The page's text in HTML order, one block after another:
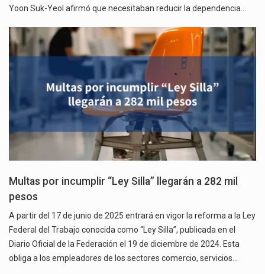
Yoon Suk-Yeol afirmó que necesitaban reducir la dependencia…
Multas por incumplir “Ley Silla” llegarán a 282 mil
pesos
A partir del 17 de junio de 2025 entrará en vigor la reforma a la Ley
Federal del Trabajo conocida como “Ley Silla”, publicada en el
Diario Oficial de la Federación el 19 de diciembre de 2024. Esta
obliga a los empleadores de los sectores comercio, servicios…